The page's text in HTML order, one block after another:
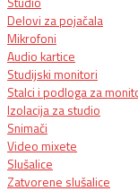
Delovi za pojačala
Mikrofoni
Audio kartice
Studijski monitori
Stalci i podloga za
Izolacija za studio
Snimači
Video mixete
Slušalice
Zatvorene slušalice